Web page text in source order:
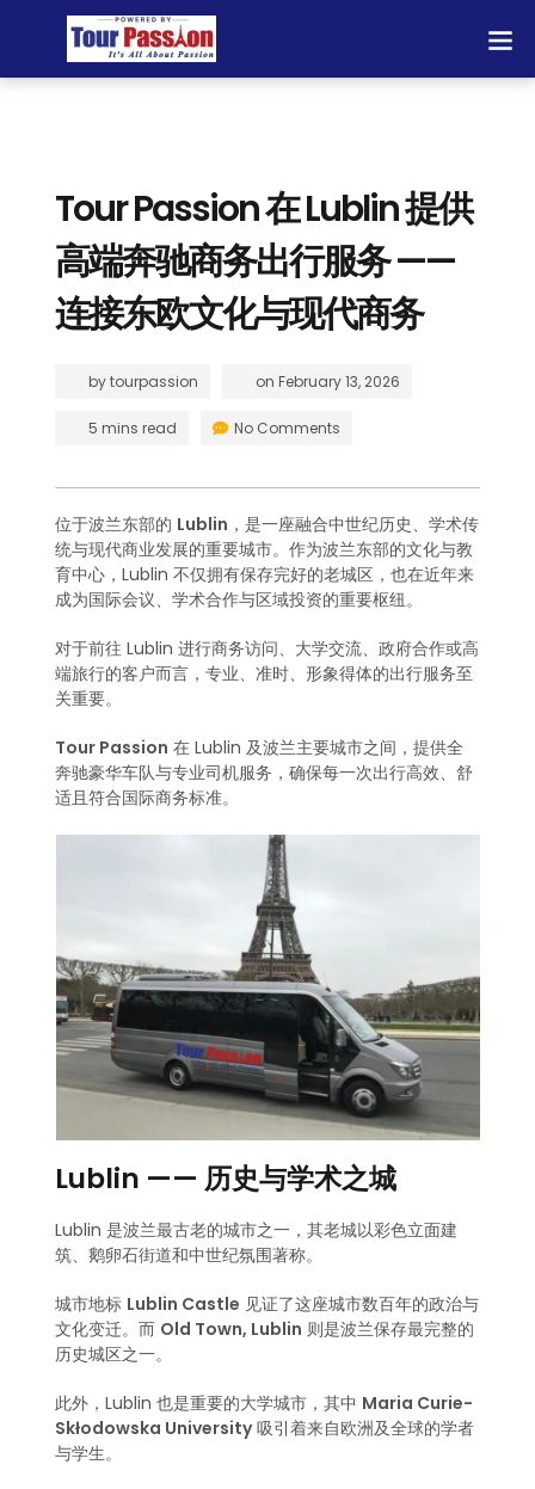
Tour Passion 在 Lublin 提供
高端奔驰商务出行服务 ——
连接东欧文化与现代商务
bytourpassion on February 13, 2026
5 mins read No Comments
位于波兰东部的 Lublin ，是一座融合中世纪历史、学术传
统与现代商业发展的重要城市。作为波兰东部的文化与教
育中心，Lublin 不仅拥有保存完好的老城区，也在近年来
成为国际会议、学术合作与区域投资的重要枢纽。
对于前往 Lublin 进行商务访问、大学交流、政府合作或高
端旅行的客户而言，专业、准时、形象得体的出行服务至
关重要。
Tour Passion 在 Lublin 及波兰主要城市之间，提供全
奔驰豪华车队与专业司机服务，确保每一次出行高效、舒
适且符合国际商务标准。
Lublin —— 历史与学术之城
Lublin 是波兰最古老的城市之一，其老城以彩色立面建
筑、鹅卵石街道和中世纪氛围著称。
城市地标 Lublin Castle 见证了这座城市数百年的政治与
文化变迁。而 Old Town, Lublin 则是波兰保存最完整的
历史城区之一。
此外，Lublin 也是重要的大学城市，其中 Maria Curie-
Skłodowska University吸引着来自欧洲及全球的学者
与学生。